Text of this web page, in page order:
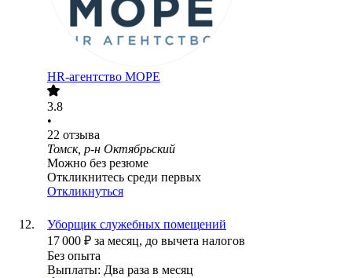
HR-агентство МОРЕ
3.8
•
22 отзыва
Томск, р-н Октябрьский
Можно без резюме
Откликнитесь среди первых
Откликнуться
Уборщик служебных помещений
17 000 ₽ за месяц, до вычета налогов
Без опыта
Выплаты: Два раза в месяц